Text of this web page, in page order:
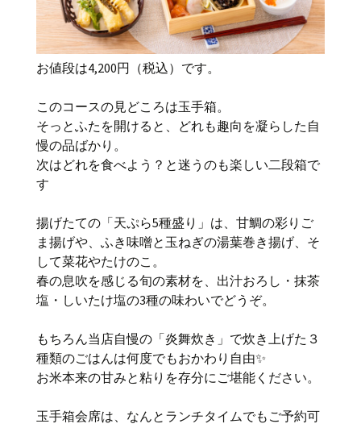
お値段は4,200円（税込）です。
このコースの見どころは玉手箱。
そっとふたを開けると、どれも趣向を凝らした自
慢の品ばかり。
次はどれを食べよう？と迷うのも楽しい二段箱で
す
揚げたての「天ぷら5種盛り」は、甘鯛の彩りご
ま揚げや、ふき味噌と玉ねぎの湯葉巻き揚げ、そ
して菜花やたけのこ。
春の息吹を感じる旬の素材を、出汁おろし・抹茶
塩・しいたけ塩の3種の味わいでどうぞ。
もちろん当店自慢の「炎舞炊き」で炊き上げた３
種類のごはんは何度でもおかわり自由✨
お米本来の甘みと粘りを存分にご堪能ください。
玉手箱会席は、なんとランチタイムでもご予約可